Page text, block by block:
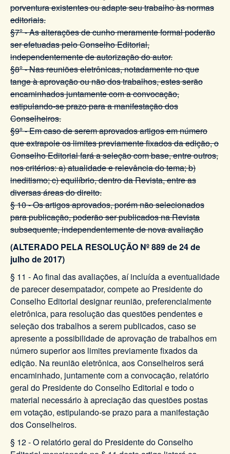
porventura existentes ou adapte seu trabalho às normas
editoriais.
§7º - As alterações de cunho meramente formal poderão
ser efetuadas pelo Conselho Editorial,
independentemente de autorização do autor.
§8º - Nas reuniões eletrônicas, notadamente no que
tange à aprovação ou não dos trabalhos, estes serão
encaminhados juntamente com a convocação,
estipulando-se prazo para a manifestação dos
Conselheiros.
§9º - Em caso de serem aprovados artigos em número
que extrapole os limites previamente fixados da edição, o
Conselho Editorial fará a seleção com base, entre outros,
nos critérios: a) atualidade e relevância do tema; b)
ineditismo; c) equilíbrio, dentro da Revista, entre as
diversas áreas do direito.
§ 10 - Os artigos aprovados, porém não selecionados
para publicação, poderão ser publicados na Revista
subsequente, independentemente de nova avaliação
(ALTERADO PELA RESOLUÇÃO Nº 889 de 24 de
julho de 2017)
§ 11 - Ao final das avaliações, aí incluída a eventualidade
de parecer desempatador, compete ao Presidente do
Conselho Editorial designar reunião, preferencialmente
eletrônica, para resolução das questões pendentes e
seleção dos trabalhos a serem publicados, caso se
apresente a possibilidade de aprovação de trabalhos em
número superior aos limites previamente fixados da
edição. Na reunião eletrônica, aos Conselheiros será
encaminhado, juntamente com a convocação, relatório
geral do Presidente do Conselho Editorial e todo o
material necessário à apreciação das questões postas
em votação, estipulando-se prazo para a manifestação
dos Conselheiros.
§ 12 - O relatório geral do Presidente do Conselho